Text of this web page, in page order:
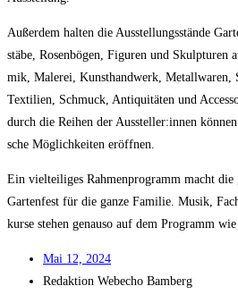
Außer­dem hal­ten die Aus­stel­lungs­stän­de
stä­be, Rosen­bö­gen, Figu­ren und Skulp­tu­ren
mik, Male­rei, Kunst­hand­werk, Metall­wa­ren,
Tex­ti­li­en, Schmuck, Anti­qui­tä­ten und
durch die Rei­hen der Aussteller:innen
sche Mög­lich­kei­ten eröffnen.
Ein viel­tei­li­ges Rah­men­pro­gramm macht die
Gar­ten­fest für die gan­ze Fami­lie. Musik,
kur­se ste­hen genau­so auf dem Pro­gramm
Mai 12, 2024
Redak­ti­on Web­echo Bamberg